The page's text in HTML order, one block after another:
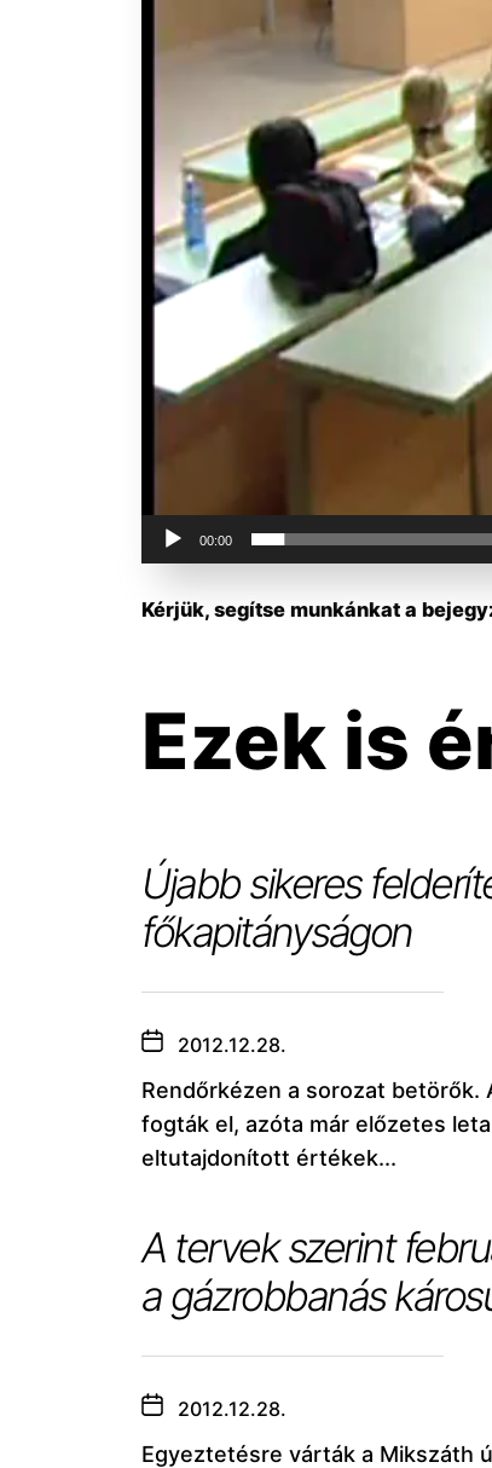
00:00
Kérjük, segítse munkánkat a
Ezek is
Újabb sikeres
főkapitányságon
2012.12.28.
Rendőrkézen a sorozat
fogták el, azóta már előzetes
eltutajdonított értékek...
A tervek szerint
a gázrobbanás
2012.12.28.
Egyeztetésre várták a Mikszáth